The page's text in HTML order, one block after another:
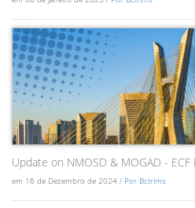
Update on NMOSD & MOGAD - ECF
em 16 de Dezembro de 2024 / Por Bctrims